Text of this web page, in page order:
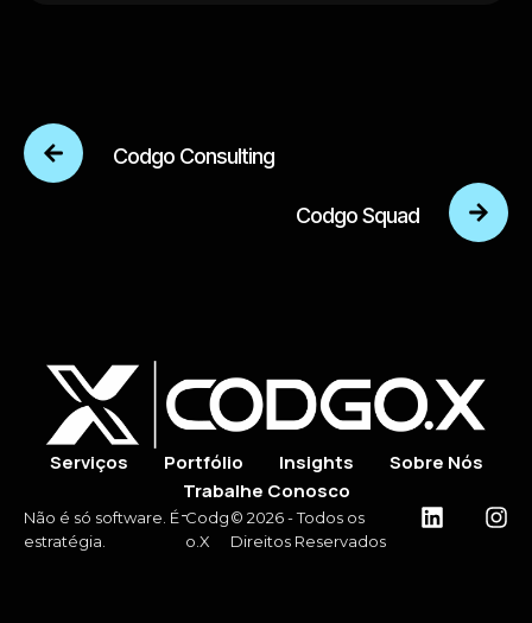
Codgo Consulting
Codgo Squad
Serviços Portfólio Insights
Sobre Nós
Trabalhe Conosco
Não é só software. É
estratégia.
-Codg
o.X
© 2026 - Todos os
Direitos Reservados